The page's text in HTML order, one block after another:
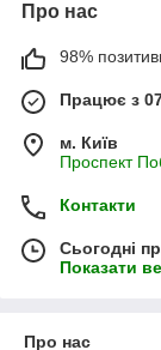
Про нас
98%
Працює з
м. Київ
Проспект
Контакти
Сьогодні
Показати
Про нас